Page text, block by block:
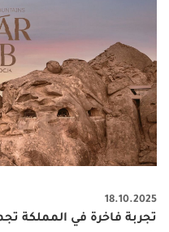
18.10.2025
تجربة فاخرة في المملكة